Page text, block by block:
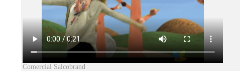
Comercial Salcobrand